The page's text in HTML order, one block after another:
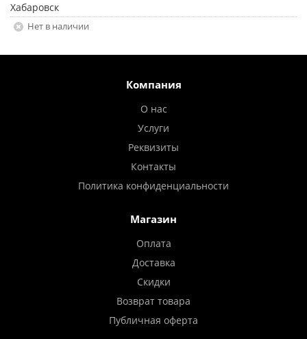
Хабаровск
Нет в наличии
Компания
О нас
Услуги
Реквизиты
Контакты
Политика конфиденциальности
Магазин
Оплата
Доставка
Скидки
Возврат товара
Публичная оферта